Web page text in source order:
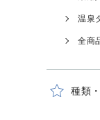
温泉
全商
種類